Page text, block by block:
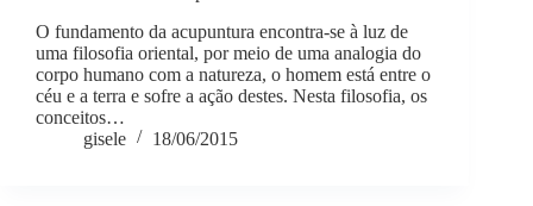
O fundamento da acupuntura encontra-se à luz de
uma filosofia oriental, por meio de uma analogia do
corpo humano com a natureza, o homem está entre o
céu e a terra e sofre a ação destes. Nesta filosofia, os
conceitos…
gisele
18/06/2015